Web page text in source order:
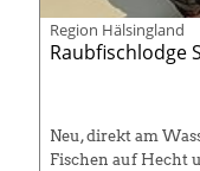
Region Hälsingland
Raubfischlodge
Neu, direkt am
Fischen auf Hecht